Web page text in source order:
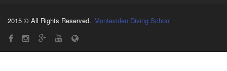
2015 © All Rights Reserved. Montevideo Diving School